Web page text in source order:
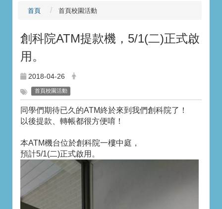
首頁 首頁校園活動
創科院ATM提款機，5/1(二)正式啟
用。
2018-04-26
首頁校園活動
同學們期待已久的ATM終於來到我們創科院了！
以後提款、轉帳都很方便唷！
本ATM機台位於創科院一樓中庭，
預計5/1(二)正式啟用。